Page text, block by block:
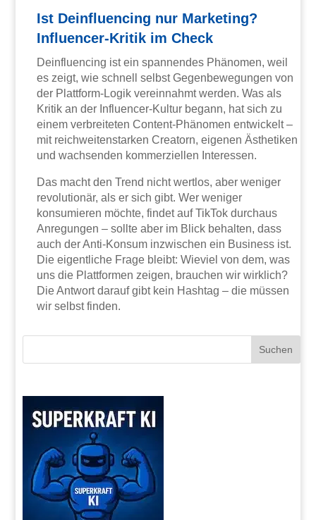
Ist Deinfluencing nur Marketing?
Influencer-Kritik im Check
Deinfluencing ist ein spannendes Phänomen, weil
es zeigt, wie schnell selbst Gegenbewegungen von
der Plattform-Logik vereinnahmt werden. Was als
Kritik an der Influencer-Kultur begann, hat sich zu
einem verbreiteten Content-Phänomen entwickelt –
mit reichweitenstarken Creatorn, eigenen Ästhetiken
und wachsenden kommerziellen Interessen.
Das macht den Trend nicht wertlos, aber weniger
revolutionär, als er sich gibt. Wer weniger
konsumieren möchte, findet auf TikTok durchaus
Anregungen – sollte aber im Blick behalten, dass
auch der Anti-Konsum inzwischen ein Business ist.
Die eigentliche Frage bleibt: Wieviel von dem, was
uns die Plattformen zeigen, brauchen wir wirklich?
Die Antwort darauf gibt kein Hashtag – die müssen
wir selbst finden.